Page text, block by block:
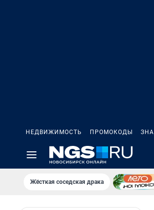
НЕДВИЖИМОСТЬ ПРОМОКОДЫ
Жёсткая соседская драка